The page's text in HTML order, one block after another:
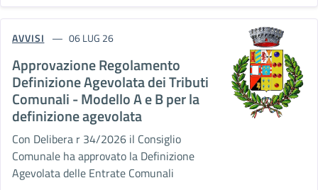
AVVISI 06 LUG 26
Approvazione Regolamento
Definizione Agevolata dei Tributi
Comunali - Modello A e B per la
definizione agevolata
Con Delibera r 34/2026 il Consiglio
Comunale ha approvato la Definizione
Agevolata delle Entrate Comunali